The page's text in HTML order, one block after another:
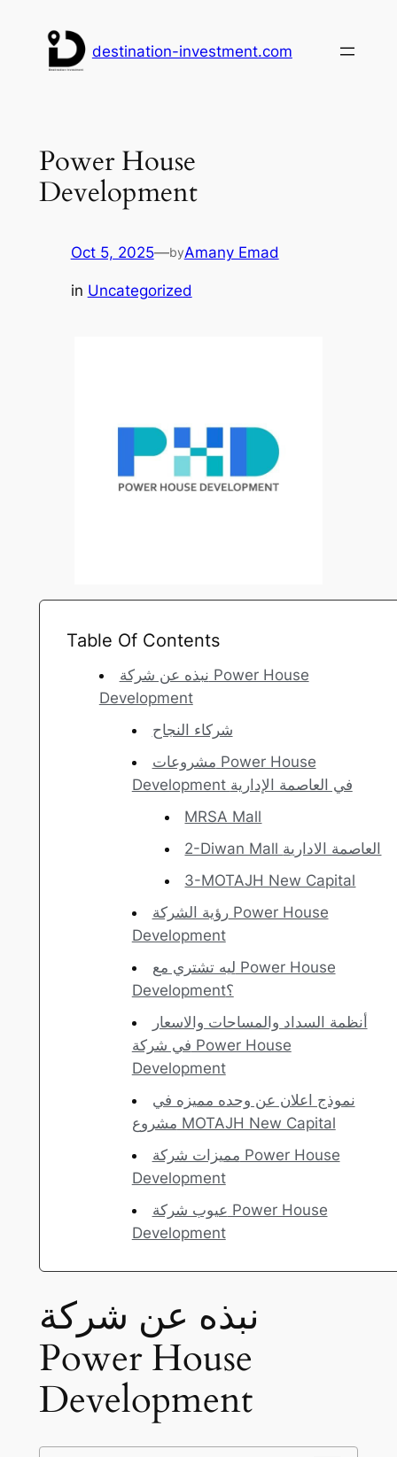
content
destination-investment.com
Power House
Development
Oct 5, 2025—byAmany Emad
in Uncategorized
Table Of Contents
نبذه عن شركة Power House
Development
شركاء النجاح
مشروعات Power House
Development في العاصمة الإدارية
MRSA Mall
2-Diwan Mall العاصمة الادارية
3-MOTAJH New Capital
رؤية الشركة Power House
Development
ليه تشتري مع Power House
Development؟
أنظمة السداد والمساحات والاسعار
في شركة Power House
Development
نموذج اعلان عن وحده مميزه في
مشروع MOTAJH New Capital
مميزات شركة Power House
Development
عيوب شركة Power House
Development
نبذه عن شركة
Power House
Development